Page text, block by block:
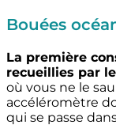
Bouées
La première
recueillies par
où vous ne le
accéléromètre
qui se passe